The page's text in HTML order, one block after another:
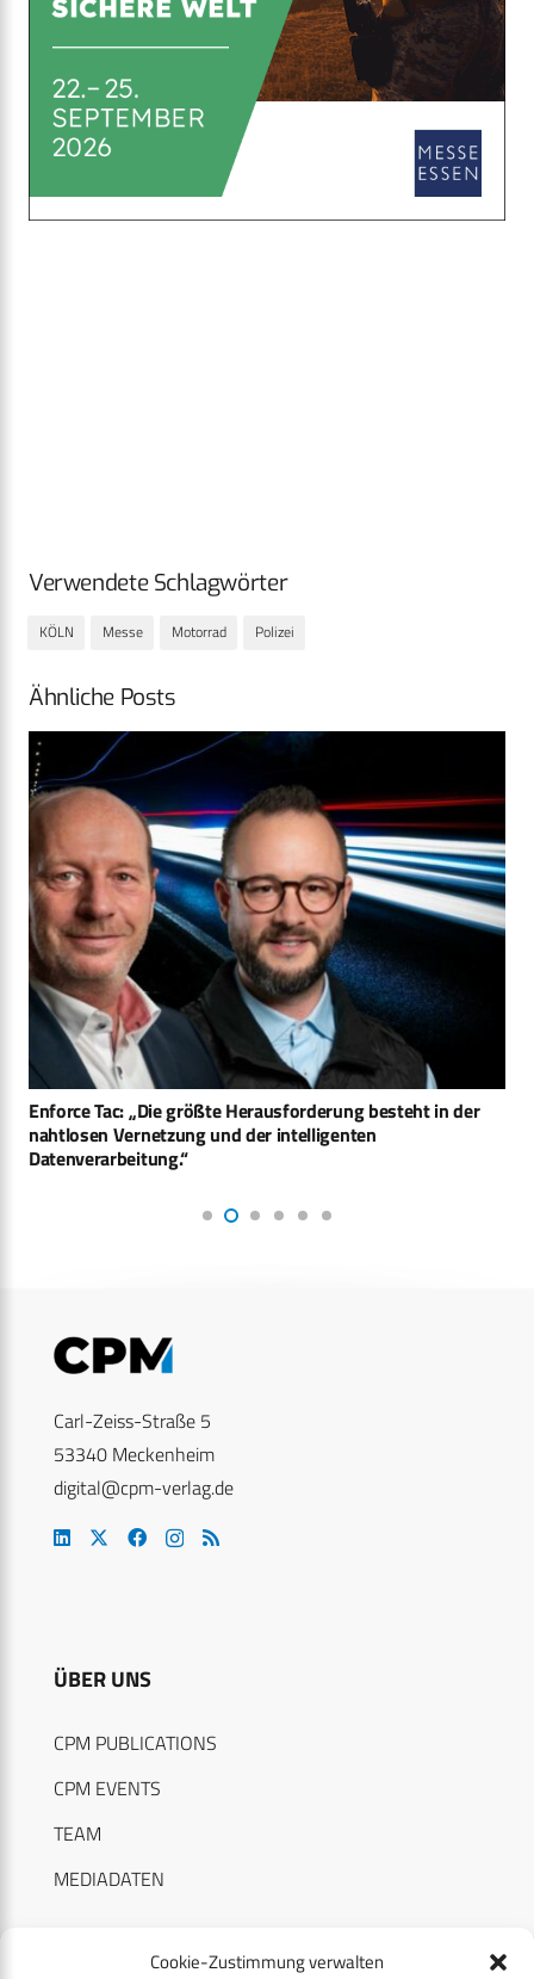
Cookie-Zustimmung verwalten
Verwendete Schlagwörter
KÖLN Messe Motorrad Polizei
Ähnliche Posts
Enforce Tac: „Die größte Herausforderung besteht in der
nahtlosen Vernetzung und der intelligenten
Datenverarbeitung.“
Carl-Zeiss-Straße 5
53340 Meckenheim
digital@cpm-verlag.de
ÜBER UNS
CPM PUBLICATIONS
CPM EVENTS
TEAM
MEDIADATEN